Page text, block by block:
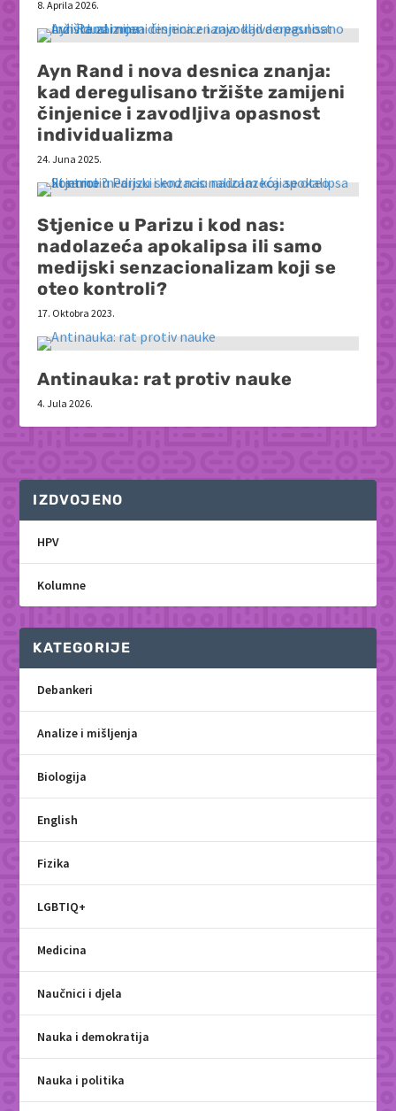
8. Aprila 2026.
Ayn Rand i nova desnica znanja:
kad deregulisano tržište zamijeni
činjenice i zavodljiva opasnost
individualizma
24. Juna 2025.
Stjenice u Parizu i kod nas:
nadolazeća apokalipsa ili samo
medijski senzacionalizam koji se
oteo kontroli?
17. Oktobra 2023.
Antinauka: rat protiv nauke
4. Jula 2026.
IZDVOJENO
HPV
Kolumne
KATEGORIJE
Debankeri
Analize i mišljenja
Biologija
English
Fizika
LGBTIQ+
Medicina
Naučnici i djela
Nauka i demokratija
Nauka i politika